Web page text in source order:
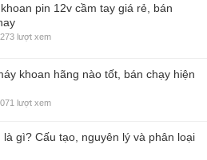
pin 12v cầm tay giá rẻ, bán
lượt xem
khoan hãng nào tốt, bán chạy hiện
lượt xem
là gì? Cấu tạo, nguyên lý và phân loại